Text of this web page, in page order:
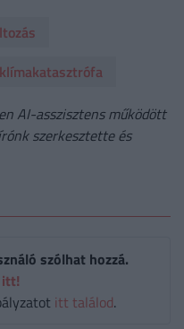
AI-asszisztens működött
szerkesztette és
szólhat hozzá.
itt!
itt találod.